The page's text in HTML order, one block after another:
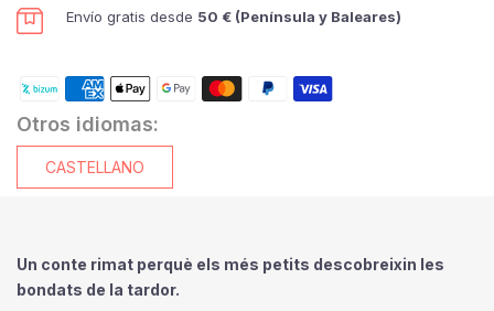
Envío gratis desde 50 € (Península y Baleares)
Otros idiomas:
CASTELLANO
Un conte rimat perquè els més petits descobreixin les
bondats de la tardor.